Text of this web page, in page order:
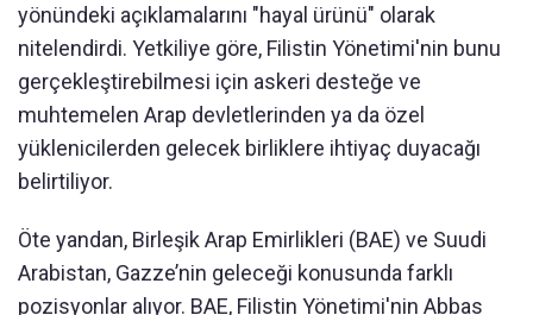
yönündeki açıklamalarını "hayal ürünü" olarak
nitelendirdi. Yetkiliye göre, Filistin Yönetimi'nin bunu
gerçekleştirebilmesi için askeri desteğe ve
muhtemelen Arap devletlerinden ya da özel
yüklenicilerden gelecek birliklere ihtiyaç duyacağı
belirtiliyor.
Öte yandan, Birleşik Arap Emirlikleri (BAE) ve Suudi
Arabistan, Gazze’nin geleceği konusunda farklı
pozisyonlar alıyor. BAE, Filistin Yönetimi'nin Abbas